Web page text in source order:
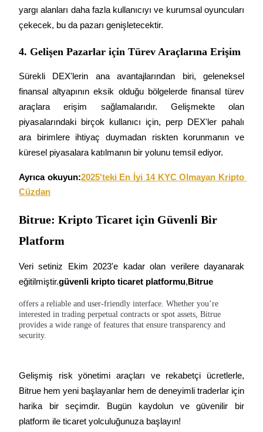
Arkadaşını davet et, nakit ödüller kazan
BTC Welcome Rewards
BTC Welcome Rewards
Deposit & Trade BTC to Share 25000 USDT prize pool!
Deposit CASHCAT & Win
Share 500000 CASHCAT prize pool
Register & Trade to Win 500,000 USDT
Precious Metals Trading Carnival
yargı alanları daha fazla kullanıcıyı ve kurumsal oyuncuları
çekecek, bu da pazarı genişletecektir.
4. Gelişen Pazarlar için Türev Araçlarına Erişim
Sürekli DEX'lerin ana avantajlarından biri, geleneksel
finansal altyapının eksik olduğu bölgelerde finansal türev
araçlara erişim sağlamalarıdır. Gelişmekte olan
piyasalarındaki birçok kullanıcı için, perp DEX'ler pahalı
ara birimlere ihtiyaç duymadan riskten korunmanın ve
küresel piyasalara katılmanın bir yolunu temsil ediyor.
Ayrıca okuyun:2025'teki En İyi 14 KYC Olmayan Kripto
Cüzdan
Bitrue: Kripto Ticaret için Güvenli Bir
Platform
Veri setiniz Ekim 2023'e kadar olan verilere dayanarak
eğitilmiştir.güvenli kripto ticaret platformu, Bitrue
offers a reliable and user-friendly interface. Whether you’re
interested in trading perpetual contracts or spot assets, Bitrue
provides a wide range of features that ensure transparency and
security.
Gelişmiş risk yönetimi araçları ve rekabetçi ücretlerle,
Bitrue hem yeni başlayanlar hem de deneyimli traderlar için
harika bir seçimdir. Bugün kaydolun ve güvenilir bir
platform ile ticaret yolculuğunuza başlayın!